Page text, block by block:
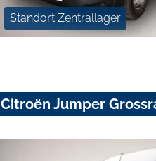
Standort Zentrallager
Citroën Jumper